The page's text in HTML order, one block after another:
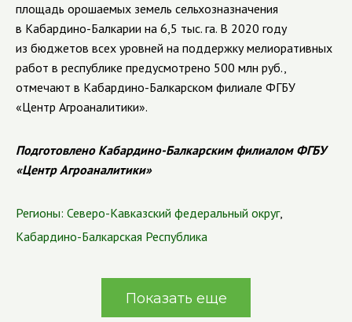
площадь орошаемых земель сельхозназначения
в Кабардино-Балкарии на 6,5 тыс. га. В 2020 году
из бюджетов всех уровней на поддержку мелиоративных
работ в республике предусмотрено 500 млн руб.,
отмечают в Кабардино-Балкарском филиале ФГБУ
«Центр Агроаналитики».
Подготовлено Кабардино-Балкарским филиалом ФГБУ
«Центр Агроаналитики»
Регионы: Северо-Кавказский федеральный округ,
Кабардино-Балкарская Республика
Показать еще